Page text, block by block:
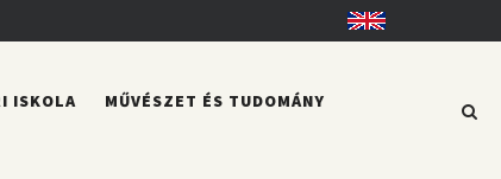
English
ISKOLA MŰVÉSZET ÉS TUDOMÁNY